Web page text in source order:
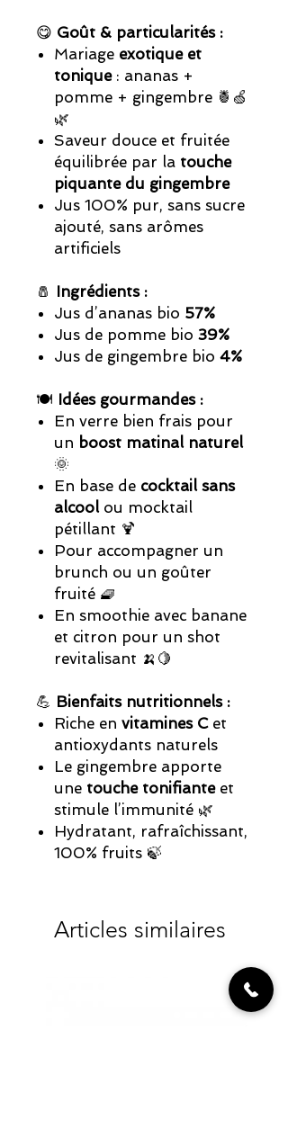
😋 Goût & particularités :
Mariage exotique et
tonique: ananas +
pomme + gingembre 🍍🍏
🌿
Saveur douce et fruitée
équilibrée par la touche
piquante du gingembre
Jus 100% pur, sans sucre
ajouté, sans arômes
artificiels
🧂 Ingrédients :
Jus d’ananas bio 57%
Jus de pomme bio 39%
Jus de gingembre bio 4%
🍽️ Idées gourmandes :
En verre bien frais pour
un boost matinal naturel
🌞
En base de cocktail sans
alcoolou mocktail
pétillant 🍹
Pour accompagner un
brunch ou un goûter
fruité 🧇
En smoothie avec banane
et citron pour un shot
revitalisant 🍌🍋
💪 Bienfaits nutritionnels :
Riche en vitamines Cet
antioxydants naturels
Le gingembre apporte
une touche tonifianteet
stimule l’immunité 🌿
Hydratant, rafraîchissant,
100% fruits 🍃
Articles similaires